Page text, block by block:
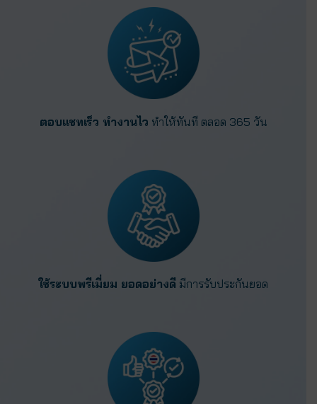
ตอบแชทเร็ว ทำงานไว ทำให้ทันที ตลอด 365 วัน
ใช้ระบบพรีเมี่ยม ยอดอย่างดี มีการรับประกันยอด